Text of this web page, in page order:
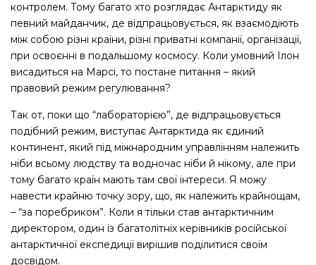
контролем. Тому багато хто розглядає Антарктиду як
певний майданчик, де відпрацьовується, як взаємодіють
між собою різні країни, різні приватні компанії, організації,
при освоєнні в подальшому космосу. Коли умовний Ілон
висадиться на Марсі, то постане питання – який
правовий режим регулювання?
Так от, поки що “лабораторією”, де відпрацьовується
подібний режим, виступає Антарктида як єдиний
континент, який під міжнародним управлінням належить
ніби всьому людству та водночас ніби й нікому, але при
тому багато країн мають там свої інтереси. Я можу
навести крайню точку зору, що, як належить крайнощам,
– “за поребриком”. Коли я тільки став антарктичним
директором, один із багатолітніх керівників російської
антарктичної експедиції вирішив поділитися своїм
досвідом.